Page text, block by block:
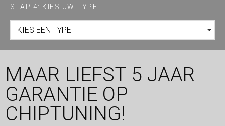
STAP 4: KIES UW TYPE
KIES EEN TYPE
MAAR LIEFST 5 JAAR
GARANTIE OP
CHIPTUNING!